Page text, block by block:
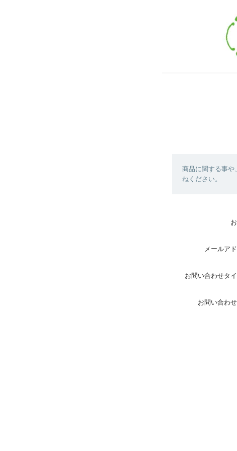
商品に関する事や
ねください。
メールア
お問い合わせタ
お問い合わ